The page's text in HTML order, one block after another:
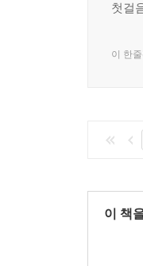
첫걸
이 한
이 책